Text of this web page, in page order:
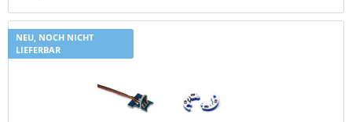
NEU, NOCH NICHT
LIEFERBAR